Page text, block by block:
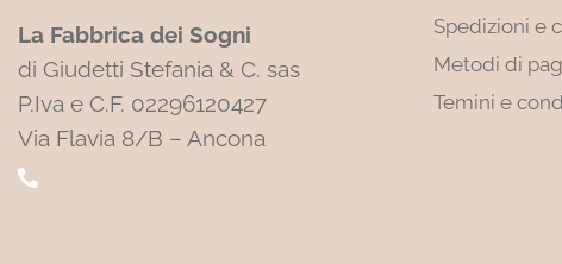
La Fabbrica dei Sogni
di Giudetti Stefania & C. sas
P.Iva e C.F. 02296120427
Via Flavia 8/B – Ancona
Spedizioni e
Metodi di
Temini e